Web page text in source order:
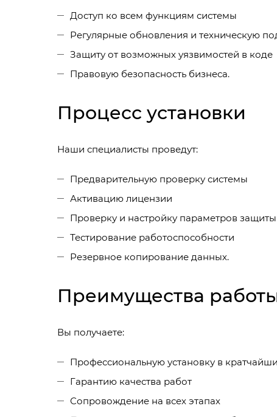
Доступ ко всем функциям системы
Регулярные обновления и техническую
Защиту от возможных уязвимостей в коде
Правовую безопасность бизнеса.
Процесс установки
Наши специалисты проведут:
Предварительную проверку системы
Активацию лицензии
Проверку и настройку параметров защиты
Тестирование работоспособности
Резервное копирование данных.
Преимущества
Вы получаете:
Профессиональную установку в
Гарантию качества работ
Сопровождение на всех этапах